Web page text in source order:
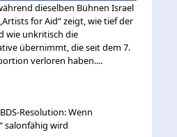
dieselben Bühnen Israel
for Aid“ zeigt, wie tief der
wie unkritisch die
übernimmt, die seit dem 7.
verloren haben....